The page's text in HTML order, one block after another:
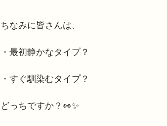
ちなみに皆さんは、
・最初静かなタイプ？
・すぐ馴染むタイプ？
どっちですか？👀✨